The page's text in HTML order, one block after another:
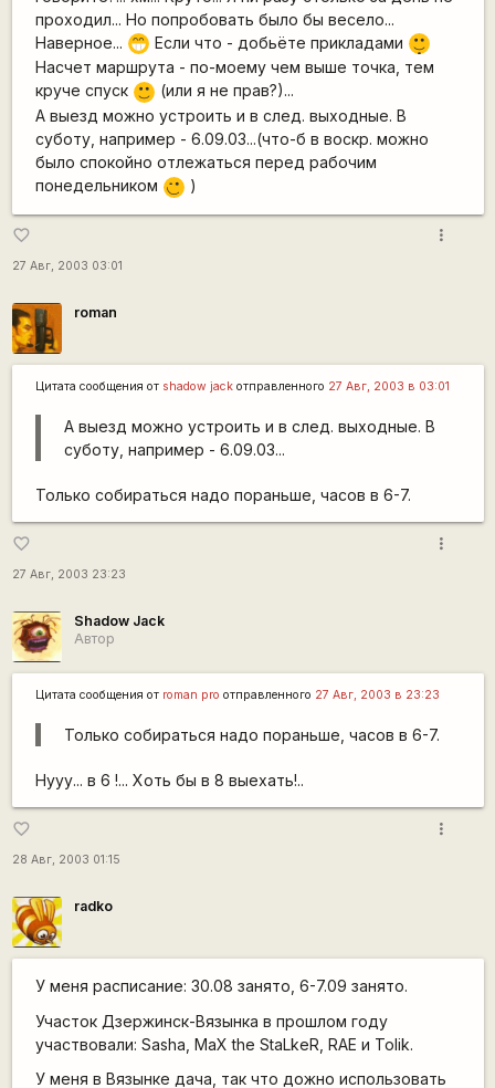
проходил... Но попробовать было бы весело...
Наверное... ;D Если что - добьёте прикладами
|-)
_)
Насчет маршрута - по-моему чем выше точка, тем
круче спуск :)
(или я не прав?)...
А выезд можно устроить и в след. выходные. В
суботу, например - 6.09.03...(что-б в воскр. можно
было спокойно отлежаться перед рабочим
понедельником
;) )
favorite_border
27 Авг, 2003 03:01
more_vert
roman
Цитата сообщения от shadow jackотправленного 27 Авг, 2003 в 03:01
А выезд можно устроить и в след. выходные. В
суботу, например - 6.09.03...
Только собираться надо пораньше, часов в 6-7.
favorite_border
27 Авг, 2003 23:23
more_vert
Shadow Jack
Автор
Цитата сообщения от roman pro отправленного 27 Авг, 2003 в 23:23
Только собираться надо пораньше, часов в 6-7.
Нууу... в 6 !... Хоть бы в 8 выехать!..
favorite_border
28 Авг, 2003 01:15
more_vert
radko
У меня расписание: 30.08 занято, 6-7.09 занято.
Участок Дзержинск-Вязынка в прошлом году
участвовали: Sasha, MaX the StaLkeR, RAE и Tolik.
У меня в Вязынке дача, так что дожно использовать